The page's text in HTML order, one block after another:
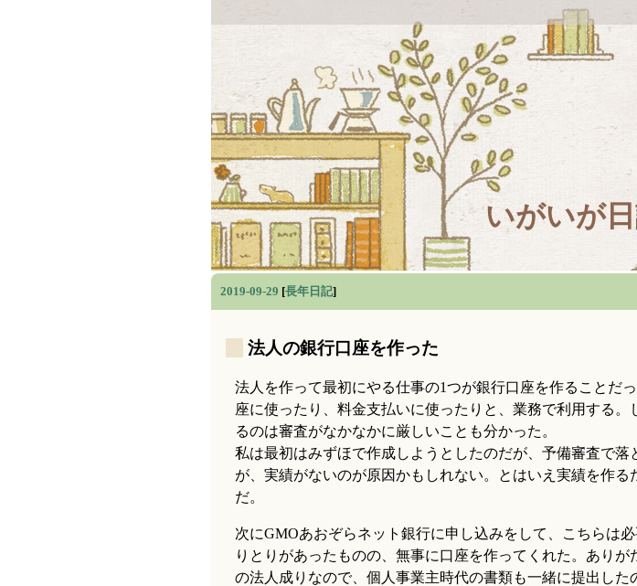
いがいが
2019-09-29 [長年日記]
法人の銀行口座を作った
法人を作って最初にやる仕事の1つが銀行口座を作ることだ
座に使ったり、料金支払いに使ったりと、業務で利用する。
るのは審査がなかなかに厳しいことも分かった。
私は最初はみずほで作成しようとしたのだが、予備審査で落
が、実績がないのが原因かもしれない。とはいえ実績を作る
だ。
次にGMOあおぞらネット銀行に申し込みをして、こちらは
りとりがあったものの、無事に口座を作ってくれた。ありが
の法人成りなので、個人事業主時代の書類も一緒に提出した